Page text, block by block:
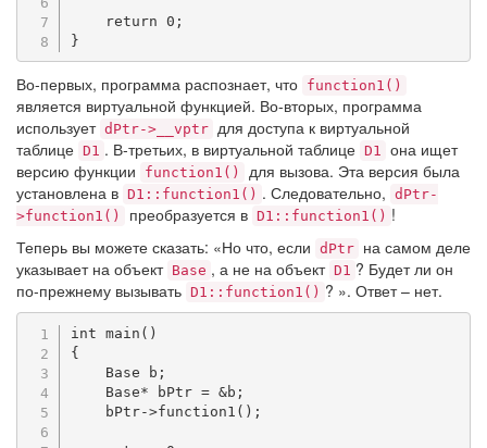
return 0 ;
}
Во-первых, программа распознает, что function1()
является виртуальной функцией. Во-вторых, программа
использует dPtr->__vptr для доступа к виртуальной
таблице D1 . В-третьих, в виртуальной таблице D1 она ищет
версию функции
function1()
для вызова. Эта версия была
установлена в D1::function1() . Следовательно, dPtr-
>function1()
преобразуется в D1::function1() !
Теперь вы можете сказать: «Но что, если dPtr на самом деле
указывает на объект Base , а не на объект D1 ? Будет ли он
по-прежнему вызывать D1::function1() ? ». Ответ – нет.
int main ( )
{
    Base b
;
    Base
* bPtr = &b ;
    bPtr
->function1 ( ) ;